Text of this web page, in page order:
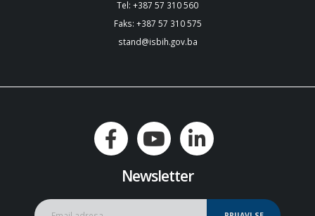
Tel: +387 57 310 560
Faks: +387 57 310 575
stand@isbih.gov.ba
Newsletter